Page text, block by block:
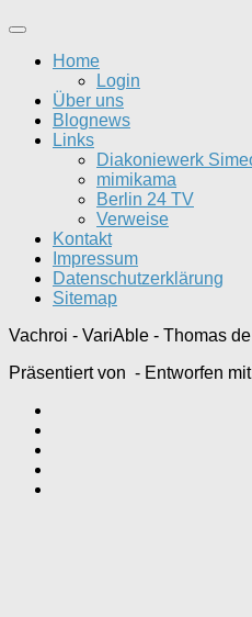
Home
Login
Über uns
Blognews
Links
Diakoniewerk
mimikama
Berlin 24 TV
Verweise
Kontakt
Impressum
Datenschutzerklärung
Sitemap
Vachroi - VariAble - Thomas
Präsentiert von - Entworfen